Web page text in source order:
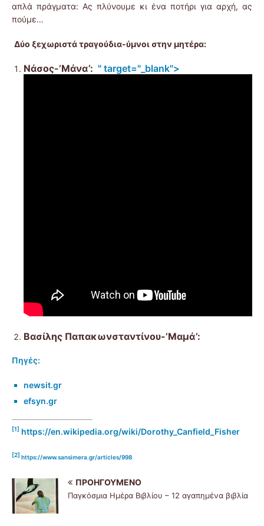
απλά πράγματα: Ας πλύνουμε κι ένα ποτήρι για αρχή, ας
πούμε…
Δύο ξεχωριστά τραγούδια-ύμνοι στην μητέρα:
Νάσος-’Μάνα’: " target="_blank">
Βασίλης Παπακωνσταντίνου-’Μαμά’:
Πηγές:
newsit.gr
efsyn.gr
[1] https://en.wikipedia.org/wiki/Dorothy_Canfield_Fisher
[2] https://www.sansimera.gr/articles/998
ΠΡΟΗΓΟΎΜΕΝΟ
Παγκόσμια Ημέρα Βιβλίου – 12 αγαπημένα βιβλία